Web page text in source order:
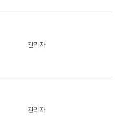
관리자
관리자